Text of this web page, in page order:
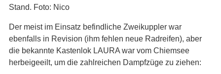
Stand. Foto: Nico
Der meist im Einsatz befindliche Zweikuppler war
ebenfalls in Revision (ihm fehlen neue Radreifen), aber
die bekannte Kastenlok LAURA war vom Chiemsee
herbeigeeilt, um die zahlreichen Dampfzüge zu ziehen: